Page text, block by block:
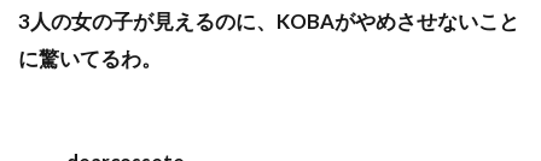
3人の女の子が見えるのに、KOBAがやめさせないこと
に驚いてるわ。